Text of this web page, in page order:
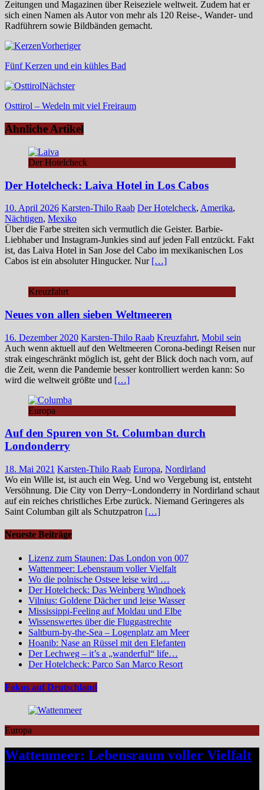
Zeitungen und Magazinen über Reiseziele weltweit. Zudem hat er
sich einen Namen als Autor von mehr als 120 Reise-, Wander- und
Radführern sowie Bildbänden gemacht.
Vorheriger
Fünf Kerzen und ein kühles Bad
Nächster
Osttirol – Wedeln mit viel Freiraum
Ähnliche Artikel
Der Hotelcheck
Der Hotelcheck: Laiva Hotel in Los Cabos
10. April 2026 Karsten-Thilo Raab Der Hotelcheck, Amerika,
Nächtigen, Mexiko
Über die Farbe streiten sich vermutlich die Geister. Barbie-
Liebhaber und Instagram-Junkies sind auf jeden Fall entzückt. Fakt
ist, das Laiva Hotel in San Jose del Cabo im mexikanischen Los
Cabos ist ein absoluter Hingucker. Nur […]
Kreuzfahrt
Neues von allen sieben Weltmeeren
16. Dezember 2020 Karsten-Thilo Raab Kreuzfahrt, Mobil sein
Auch wenn aktuell auf den Weltmeeren Corona-bedingt Reisen nur
strak eingeschränkt möglich ist, geht der Blick doch nach vorn, auf
die Zeit, wenn die Pandemie besser kontrolliert werden kann: So
wird die weltweit größte und […]
Europa
Auf den Spuren von St. Columban durch
Londonderry
18. Mai 2021 Karsten-Thilo Raab Europa, Nordirland
Wo ein Wille ist, ist auch ein Weg. Und wo Vergebung ist, entsteht
Versöhnung. Die City von Derry~Londonderry in Nordirland schaut
auf ein reiches christliches Erbe zurück. Niemand Geringeres als
Saint Columban gilt als Schutzpatron […]
Neueste Beiträge
Lizenz zum Staunen: Das London von 007
Wattenmeer: Lebensraum voller Vielfalt
Wo die polnische Ostsee leise wird …
Der Hotelcheck: Das Weinberg Windhoek
Vilnius: Goldene Dächer und leise Wasser
Mississippi-Feeling auf Moldau und Elbe
Wissenswertes über die Fluggastrechte
Saltburn-by-the-Sea – Logenplatz am Meer
Hoanib: Nase an Rüssel mit den Elefanten
Der Lechweg – it’s a „wanderful“ life…
Der Hotelcheck: Parco San Marco Resort
Fokus auf Deutschland
Europa
Wattenmeer: Lebensraum voller Vielfalt